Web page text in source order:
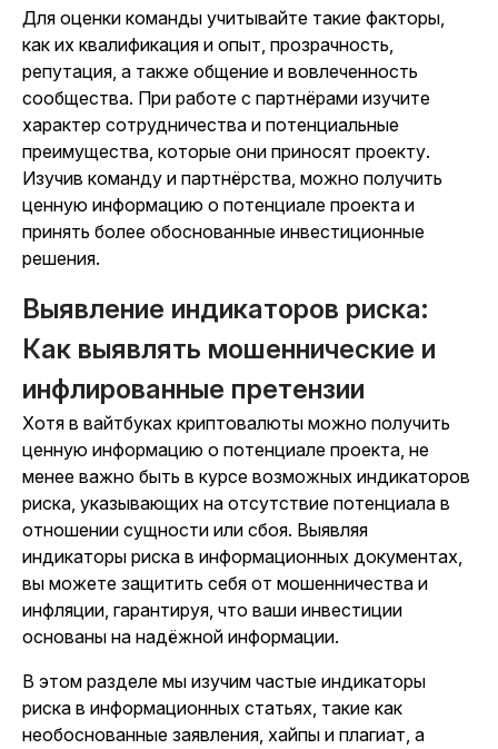
Для оценки команды учитывайте такие факторы,
как их квалификация и опыт, прозрачность,
репутация, а также общение и вовлеченность
сообщества. При работе с партнёрами изучите
характер сотрудничества и потенциальные
преимущества, которые они приносят проекту.
Изучив команду и партнёрства, можно получить
ценную информацию о потенциале проекта и
принять более обоснованные инвестиционные
решения.
Выявление индикаторов риска:
Как выявлять мошеннические и
инфлированные претензии
Хотя в вайтбуках криптовалюты можно получить
ценную информацию о потенциале проекта, не
менее важно быть в курсе возможных индикаторов
риска, указывающих на отсутствие потенциала в
отношении сущности или сбоя. Выявляя
индикаторы риска в информационных документах,
вы можете защитить себя от мошенничества и
инфляции, гарантируя, что ваши инвестиции
основаны на надёжной информации.
В этом разделе мы изучим частые индикаторы
риска в информационных статьях, такие как
необоснованные заявления, хайпы и плагиат, а